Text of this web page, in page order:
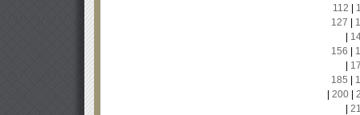
112
127
156
185
200|